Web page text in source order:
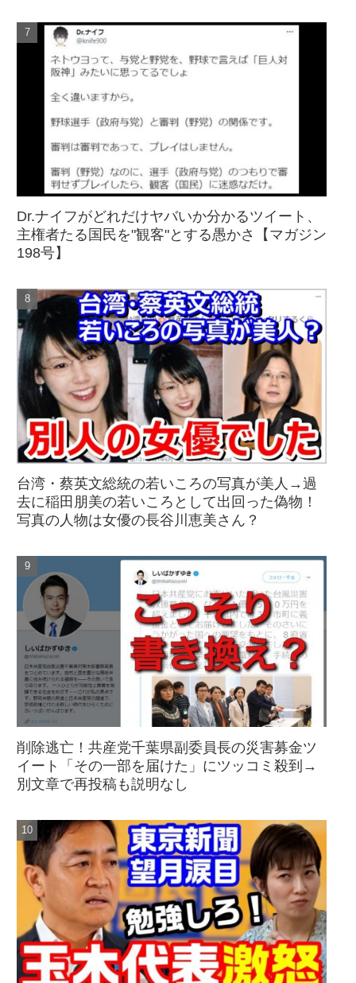
Dr.ナイフがどれだけヤバいか分かるツイート、
主権者たる国民を"観客"とする愚かさ【マガジン
198号】
台湾・蔡英文総統の若いころの写真が美人→過
去に稲田朋美の若いころとして出回った偽物！
写真の人物は女優の長谷川恵美さん？
削除逃亡！共産党千葉県副委員長の災害募金ツ
イート「その一部を届けた」にツッコミ殺到→
別文章で再投稿も説明なし